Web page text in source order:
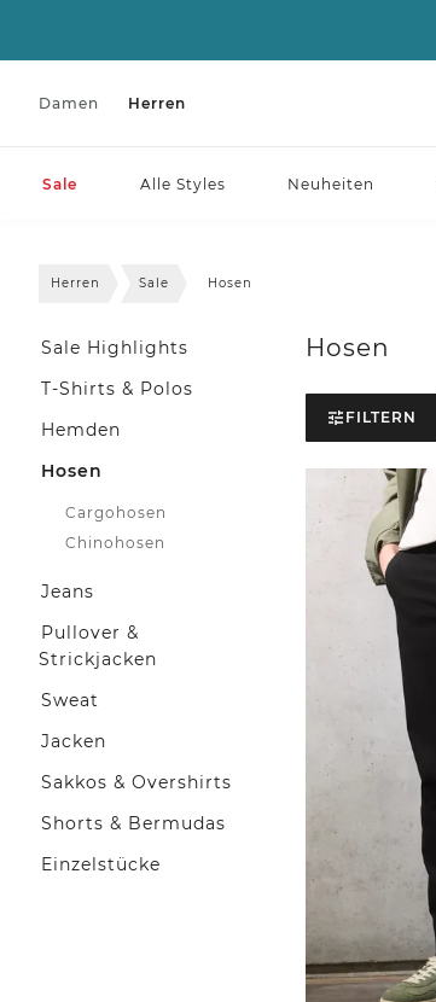
Damen Herren
Sale Alle Styles Neuheiten
Herren Sale Hosen
Sale Highlights
T-Shirts & Polos
Hemden
Hosen
Cargohosen
Chinohosen
Jeans
Pullover &
Strickjacken
Sweat
Jacken
Sakkos & Overshirts
Shorts & Bermudas
Einzelstücke
Hosen
FILTERN